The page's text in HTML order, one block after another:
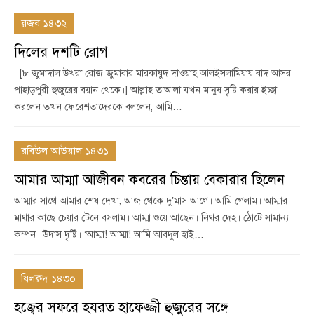
রজব ১৪৩২
দিলের দশটি রোগ
[৮ জুমাদাল উখরা রোজ জুমাবার মারকাযুদ দাওয়াহ আলইসলামিয়ায় বাদ আসর
পাহাড়পুরী হুজুরের বয়ান থেকে।] আল্লাহ তাআলা যখন মানুষ সৃষ্টি করার ইচ্ছা
করলেন তখন ফেরেশতাদেরকে বললেন, আমি…
রবিউল আউয়াল ১৪৩১
আমার আম্মা আজীবন কবরের চিন্তায় বেকারার ছিলেন
আম্মার সাথে আমার শেষ দেখা, আজ থেকে দু’মাস আগে। আমি গেলাম। আম্মার
মাথার কাছে চেয়ার টেনে বসলাম। আম্মা শুয়ে আছেন। নিথর দেহ। ঠোটে সামান্য
কম্পন। উদাস দৃষ্টি। ‘আম্মা! আম্মা! আমি আবদুল হাই…
যিলক্বদ ১৪৩০
হজ্বের সফরে হযরত হাফেজ্জী হুজুরের সঙ্গে